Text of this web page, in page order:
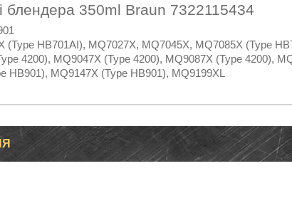
блендера 350ml Braun 7322115434
HB701AI), MQ7027X, MQ7045X, MQ7085X (Type
4200), MQ9047X (Type 4200), MQ9087X (Type 4200),
HB901), MQ9147X (Type HB901), MQ9199XL